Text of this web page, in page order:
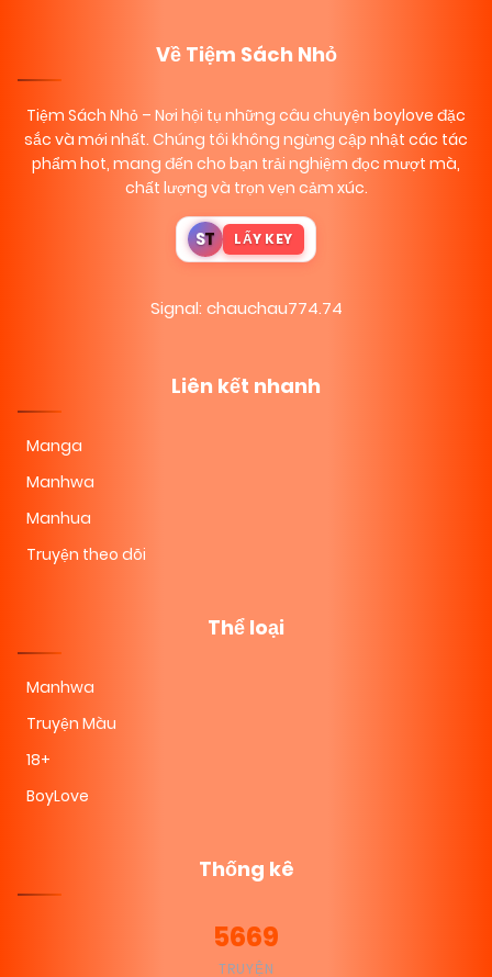
Về Tiệm Sách Nhỏ
Tiệm Sách Nhỏ – Nơi hội tụ những câu chuyện boylove đặc
sắc và mới nhất. Chúng tôi không ngừng cập nhật các tác
phẩm hot, mang đến cho bạn trải nghiệm đọc mượt mà,
chất lượng và trọn vẹn cảm xúc.
ST LẤY KEY
Signal: chauchau774.74
Liên kết nhanh
Manga
Manhwa
Manhua
Truyện theo dõi
Thể loại
Manhwa
Truyện Màu
18+
BoyLove
Thống kê
5669
TRUYỆN